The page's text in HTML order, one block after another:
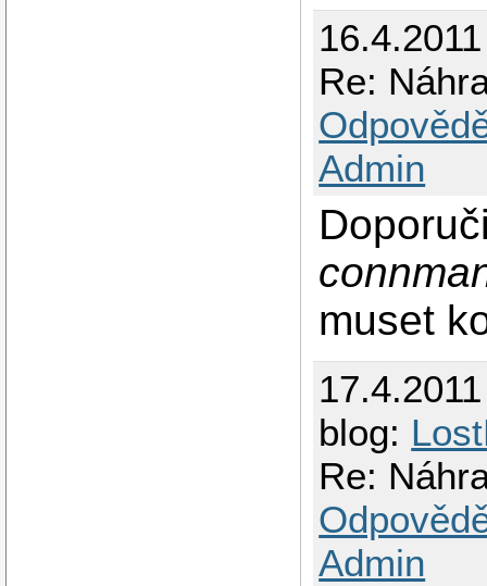
Re:
Admin
muset
blog:
Re:
Admin